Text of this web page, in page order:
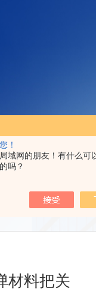
！
域网的朋友！有什么可
吗？
当前位置：首
材料把关